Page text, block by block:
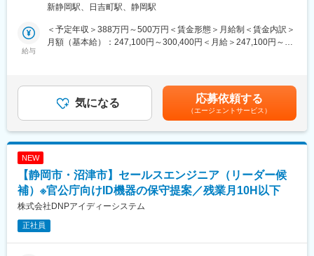
日本オラクルの日本初の代理店としての実績。加えて一般的に顧
る中で、自社パッケージ化できるほど、高いソースコード解析力
に強みを持つ同社は、このエンジニアの工数を低減。エンジニア
継続的に案件をいただいております。
変更の範囲：会社の定める業務
を通じて課題を把握し、より良い運用や新たなソリューション提
案につなげる役割を担います。
■具体的な業務内容
・消耗品や部品在庫の管理、報告書作成
・職員への操作説明や技術サポート
・顧客との関係構築および課題ヒアリング
務を進められる環境で、経験豊富な社員が在籍しています。今後
の事業継承や組織若返りを見据えた採用であり、将来的に中核メ
ンバーとしての活躍が期待されています。
の範囲：会社の定める事業所
新静岡駅、日吉町駅、静岡駅
給与
＜予定年収＞388万円～500万円＜賃金形態＞月給制＜賃金内訳＞
月額（基本給）：247,100円～300,400円＜月給＞247,100円～
気になる 応募依頼する
（エージェントサービス）
NEW
【静岡市・沼津市】セールスエンジニア（リーダー候
補）※官公庁向けID機器の保守提案／残業月10H以下
株式会社DNPアイディーシステム
正社員